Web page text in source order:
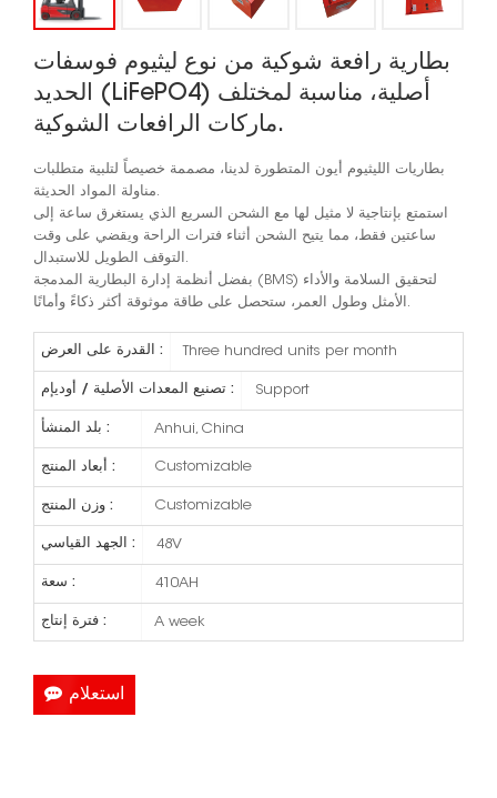
بطارية رافعة شوكية من نوع ليثيوم فوسفات
الحديد (LiFePO4) أصلية، مناسبة لمختلف
ماركات الرافعات الشوكية.
بطاريات الليثيوم أيون المتطورة لدينا، مصممة خصيصاً لتلبية متطلبات
مناولة المواد الحديثة.
استمتع بإنتاجية لا مثيل لها مع الشحن السريع الذي يستغرق ساعة إلى
ساعتين فقط، مما يتيح الشحن أثناء فترات الراحة ويقضي على وقت
التوقف الطويل للاستبدال.
بفضل أنظمة إدارة البطارية المدمجة (BMS) لتحقيق السلامة والأداء
الأمثل وطول العمر، ستحصل على طاقة موثوقة أكثر ذكاءً وأمانًا.
القدرة على العرض : Three hundred units per month
تصنيع المعدات الأصلية / أوديإم : Support
بلد المنشأ : Anhui, China
أبعاد المنتج : Customizable
وزن المنتج : Customizable
الجهد القياسي : 48V
سعة : 410AH
فترة إنتاج : A week
استعلام